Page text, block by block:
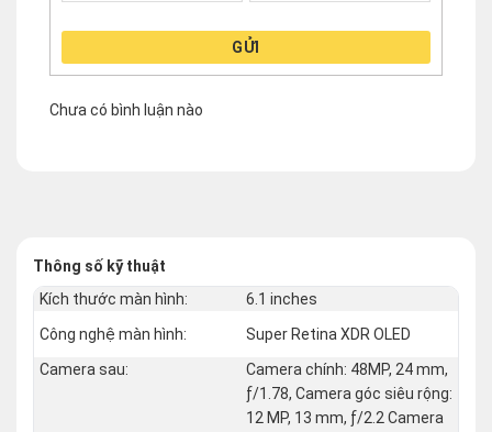
GỬI
Chưa có bình luận nào
Thông số kỹ thuật
Kích thước màn hình:
6.1 inches
Công nghệ màn hình:
Super Retina XDR OLED
Camera sau:
Camera chính: 48MP, 24 mm,
ƒ/1.78, Camera góc siêu rộng:
12 MP, 13 mm, ƒ/2.2 Camera